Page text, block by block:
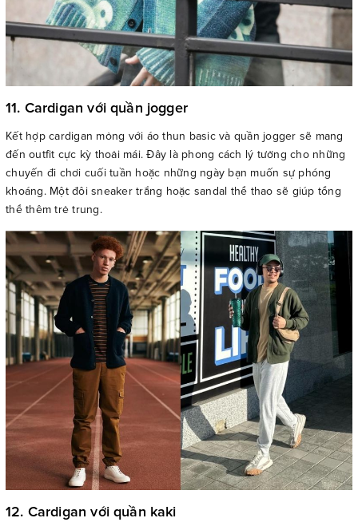
11. Cardigan với quần jogger
Kết hợp cardigan mỏng với áo thun basic và quần jogger sẽ mang
đến outfit cực kỳ thoải mái. Đây là phong cách lý tưởng cho những
chuyến đi chơi cuối tuần hoặc những ngày bạn muốn sự phóng
khoáng. Một đôi sneaker trắng hoặc sandal thể thao sẽ giúp tổng
thể thêm trẻ trung.
12. Cardigan với quần kaki